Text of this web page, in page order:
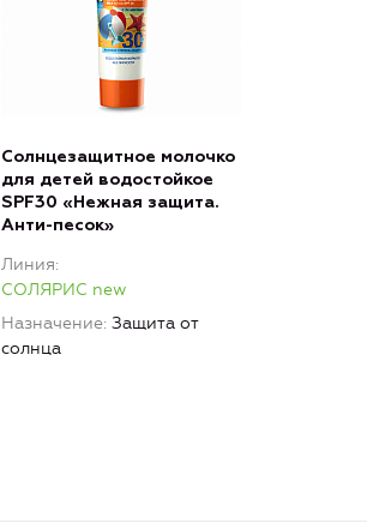
Солнцезащитное молочко
для детей водостойкое
SPF30 «Нежная защита.
Анти-песок»
Линия
СОЛЯРИС new
Назначение Защита от
солнца